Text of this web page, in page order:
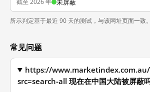
截至 2026 年 未屏蔽
所示判定基于最近 90 天的测试，与该网址页面一致。
常见问题
https://
src=search-all 现在在中国大陆被屏蔽